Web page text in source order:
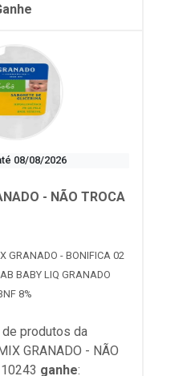
08/08/2026
- NÃO TROCA
GRANADO - BONIFICA 02
BABY LIQ GRANADO
8%
de produtos da
GRANADO - NÃO
ganhe: